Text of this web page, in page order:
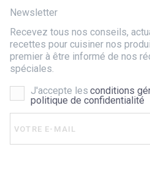
Newsletter
Recevez tous nos conseils,
recettes pour cuisiner nos
premier à être informé de nos
spéciales.
J'accepte les conditions
politique de confidentialité